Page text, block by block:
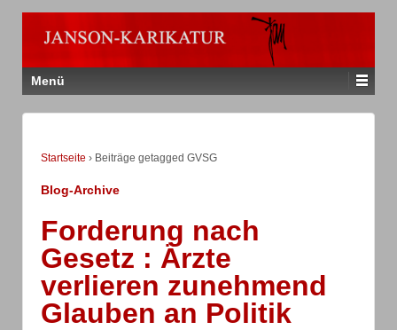
Menü
Startseite › Beiträge getagged GVSG
Blog-Archive
Forderung nach
Gesetz : Ärzte
verlieren zunehmend
Glauben an Politik